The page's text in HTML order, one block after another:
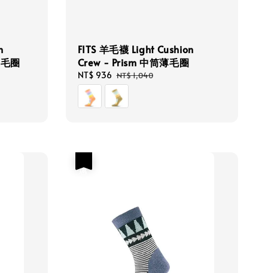
圈
FITS 羊毛襪 Light Cushion
Crew - Prism 中筒薄毛圈
Sale
price
NT$ 936 Regular
price
NT$ 1,040